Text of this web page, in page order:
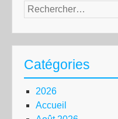
Rechercher :
Catégories
2026
Accueil